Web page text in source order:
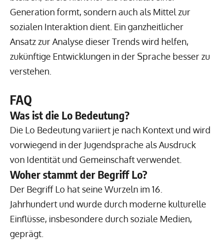
Generation formt, sondern auch als Mittel zur
sozialen Interaktion dient. Ein ganzheitlicher
Ansatz zur Analyse dieser Trends wird helfen,
zukünftige Entwicklungen in der Sprache besser zu
verstehen.
FAQ
Was ist die Lo Bedeutung?
Die Lo Bedeutung variiert je nach Kontext und wird
vorwiegend in der Jugendsprache als Ausdruck
von Identität und Gemeinschaft verwendet.
Woher stammt der Begriff Lo?
Der Begriff Lo hat seine Wurzeln im 16.
Jahrhundert und wurde durch moderne kulturelle
Einflüsse, insbesondere durch soziale Medien,
geprägt.